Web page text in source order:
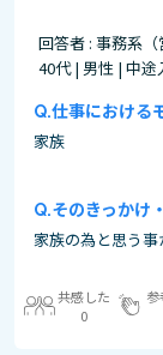
回答者 : 事務系（
40代 | 男性 | 中途
仕事における
家族
そのきっかけ
家族の為と思う事
共感した
0